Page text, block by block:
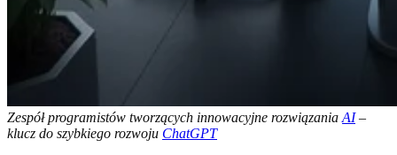
Zespół programistów tworzących innowacyjne rozwiązania AI–
klucz do szybkiego rozwoju ChatGPT